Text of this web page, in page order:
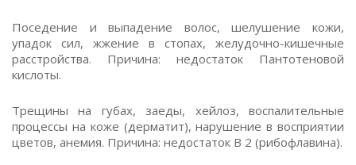
Поседение и выпадение волос, шелушение кожи,
упадок сил, жжение в стопах, желудочно-кишечные
расстройства. Причина: недостаток Пантотеновой
кислоты.
Трещины на губах, заеды, хейлоз, воспалительные
процессы на коже (дерматит), нарушение в восприятии
цветов, анемия. Причина: недостаток B 2 (рибофлавина).